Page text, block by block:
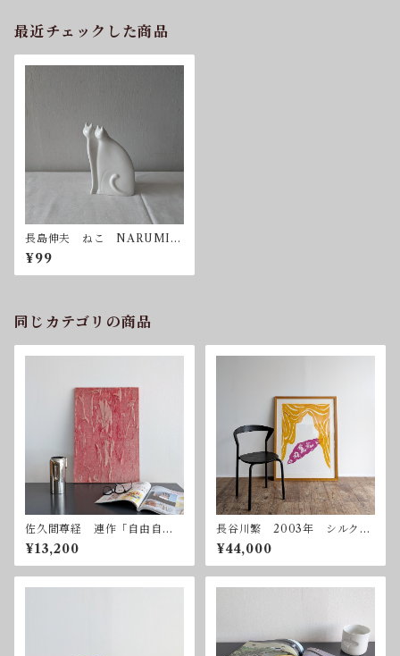
最近チェックした商品
長島伸夫 ねこ NARUMI
鳴海製陶 送料込
¥99
同じカテゴリの商品
佐久間尊経 連作「自由自
在」ー赤 2003年 ミクスト
メディア
¥13,200
長谷川繁 2003年 シルクス
クリーン 額付属
¥44,000